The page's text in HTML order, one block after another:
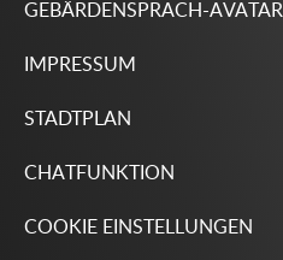
GEBÄRDENSPRACH-AVATAR
IMPRESSUM
STADTPLAN
CHATFUNKTION
COOKIE EINSTELLUNGEN